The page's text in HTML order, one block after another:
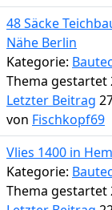
48 Säcke
Nähe Berlin
Kategorie:
Thema gestartet
Letzter Beitrag
von Fischkopf69
Vlies 1400 in
Kategorie:
Thema gestartet